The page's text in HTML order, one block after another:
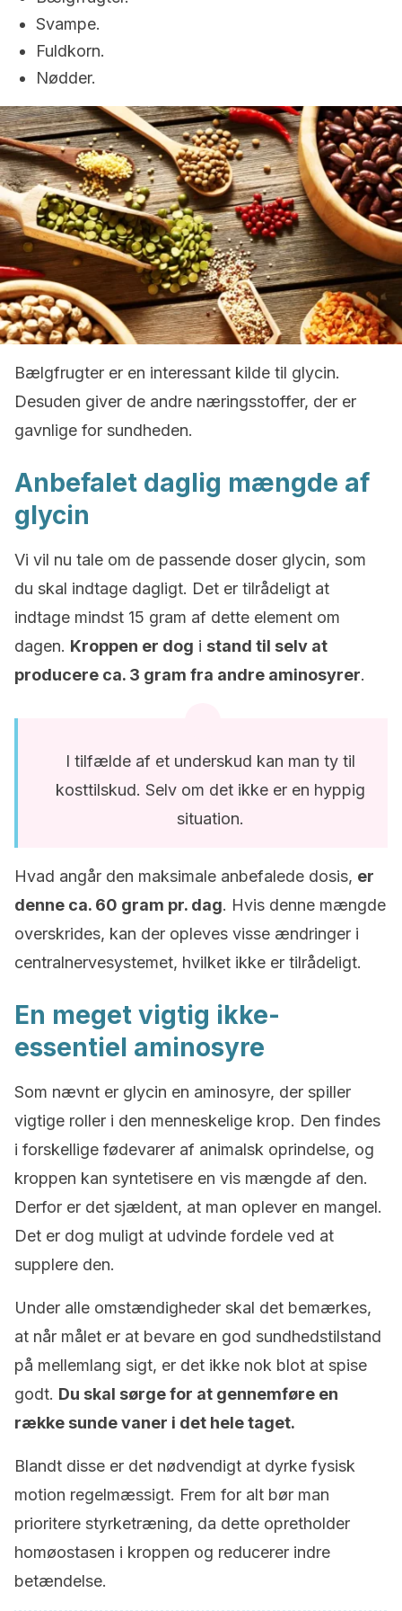
Svampe.
Fuldkorn.
Nødder.
Bælgfrugter er en interessant kilde til glycin.
Desuden giver de andre næringsstoffer, der er
gavnlige for sundheden.
Anbefalet daglig mængde af
glycin
Vi vil nu tale om de passende doser glycin, som
du skal indtage dagligt. Det er tilrådeligt at
indtage mindst 15 gram af dette element om
dagen. Kroppen er dog i stand til selv at
producere ca. 3 gram fra andre aminosyrer.
I tilfælde af et underskud kan man ty til
kosttilskud. Selv om det ikke er en hyppig
situation.
Hvad angår den maksimale anbefalede dosis, er
denne ca. 60 gram pr. dag. Hvis denne mængde
overskrides, kan der opleves visse ændringer i
centralnervesystemet, hvilket ikke er tilrådeligt.
En meget vigtig ikke-
essentiel aminosyre
Som nævnt er glycin en aminosyre, der spiller
vigtige roller i den menneskelige krop. Den findes
i forskellige fødevarer af animalsk oprindelse, og
kroppen kan syntetisere en vis mængde af den.
Derfor er det sjældent, at man oplever en mangel.
Det er dog muligt at udvinde fordele ved at
supplere den.
Under alle omstændigheder skal det bemærkes,
at når målet er at bevare en god sundhedstilstand
på mellemlang sigt, er det ikke nok blot at spise
godt. Du skal sørge for at gennemføre en
række sunde vaner i det hele taget.
Blandt disse er det nødvendigt at dyrke fysisk
motion regelmæssigt. Frem for alt bør man
prioritere styrketræning, da dette opretholder
homøostasen i kroppen og reducerer indre
betændelse.